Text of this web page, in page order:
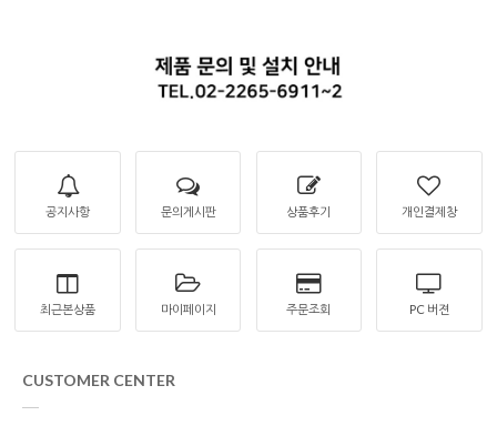
공지사항 문의게시판 상품후기 개인결제창
최근본상품 마이페이지 주문조회 PC 버젼
CUSTOMER CENTER